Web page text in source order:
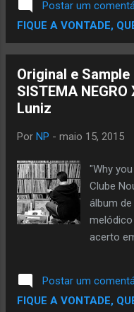
sample)
O álbum
não teve
do álbum
meia
SITE
musicas
Arthur
Postar um
FIQUE A VONTADE,
Original e
SISTEMA
Luniz
Por NP - maio 15, 2015
"Why
Clube
álbum
acerto
"Thinkin
desta
Postar um
FIQUE A VONTADE,